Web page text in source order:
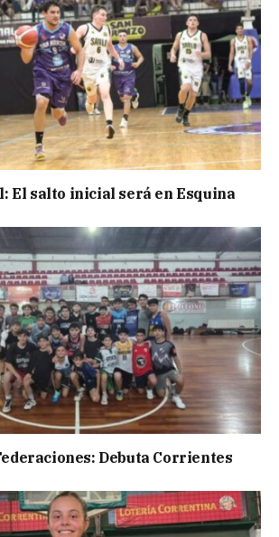
El salto inicial será en Esquina
Debuta Corrientes